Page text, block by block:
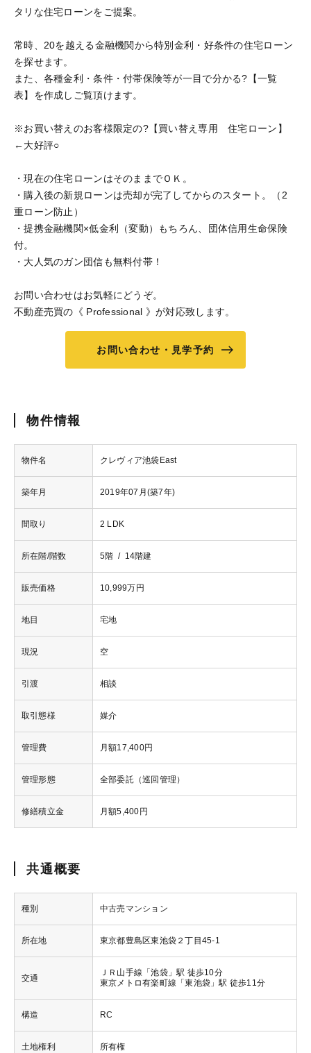
タリな住宅ローンをご提案。
常時、20を越える金融機関から特別金利・好条件の住宅ローン
を探せます。
また、各種金利・条件・付帯保険等が一目で分かる?【一覧
表】を作成しご覧頂けます。
※お買い替えのお客様限定の?【買い替え専用 住宅ローン】
←大好評○
・現在の住宅ローンはそのままでＯＫ。
・購入後の新規ローンは売却が完了してからのスタート。（2
重ローン防止）
・提携金融機関×低金利（変動）もちろん、団体信用生命保険
付。
・大人気のガン団信も無料付帯！
お問い合わせはお気軽にどうぞ。
不動産売買の《 Professional 》が対応致します。
お問い合わせ・見学予約
物件情報
物件名 クレヴィア池袋East
築年月 2019年07月(築7年)
間取り 2 LDK
所在階/階数 5階 / 14階建
販売価格 10,999万円
地目 宅地
現況 空
引渡 相談
取引態様 媒介
管理費 月額17,400円
管理形態 全部委託（巡回管理）
修繕積立金 月額5,400円
共通概要
種別 中古売マンション
所在地 東京都豊島区東池袋２丁目45-1
交通
ＪＲ山手線「池袋」駅 徒歩10分
東京メトロ有楽町線「東池袋」駅 徒歩11分
構造 RC
土地権利 所有権